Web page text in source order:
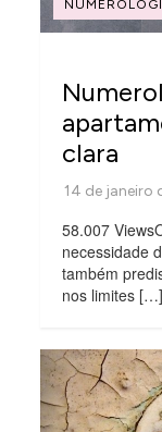
clara
58.007
necessidade
também
nos limites […]